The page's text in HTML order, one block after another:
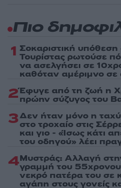
Πιο
1 Σοκαριστική
Τουρίστας ρωτούσε
να ασελγήσει σε
καθόταν αμέριμνο σε
2Έφυγε από τη ζωή η
πρώην σύζυγος του
3Δεν ήταν μόνο η
στο τροχαίο στις
και γιο - «Ίσως κάτι
του οδηγού» λέει
4Μυστράς: Αλλαγή
γραμμή του
νεκρό πατέρα του σε
αγάπη στους γονείς